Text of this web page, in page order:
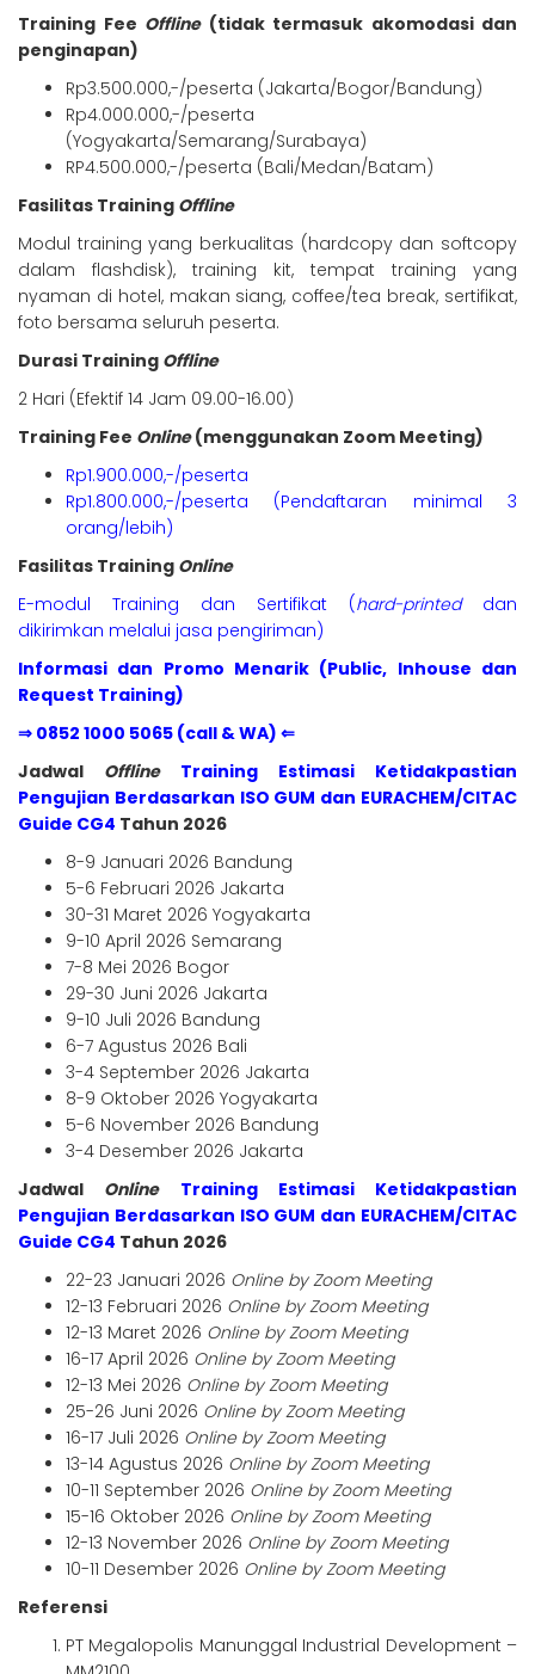
Training Fee Offline (tidak termasuk akomodasi dan
penginapan)
Rp3.500.000,-/peserta (Jakarta/Bogor/Bandung)
Rp4.000.000,-/peserta
(Yogyakarta/Semarang/Surabaya)
RP4.500.000,-/peserta (Bali/Medan/Batam)
Fasilitas Training Offline
Modul training yang berkualitas (hardcopy dan softcopy
dalam flashdisk), training kit, tempat training yang
nyaman di hotel, makan siang, coffee/tea break, sertifikat,
foto bersama seluruh peserta.
Durasi Training Offline
2 Hari (Efektif 14 Jam 09.00-16.00)
Training Fee Online(menggunakan Zoom Meeting)
Rp1.900.000,-/peserta
Rp1.800.000,-/peserta (Pendaftaran minimal 3
orang/lebih)
Fasilitas Training Online
E-modul Training dan Sertifikat (hard-printeddan
dikirimkan melalui jasa pengiriman)
Informasi dan Promo Menarik (Public, Inhouse dan
Request Training)
⇒ 0852 1000 5065 (call & WA) ⇐
Jadwal Offline Training Estimasi Ketidakpastian
Pengujian Berdasarkan ISO GUM dan EURACHEM/CITAC
Guide CG4 Tahun 2026
8-9 Januari 2026 Bandung
5-6 Februari 2026 Jakarta
30-31 Maret 2026 Yogyakarta
9-10 April 2026 Semarang
7-8 Mei 2026 Bogor
29-30 Juni 2026 Jakarta
9-10 Juli 2026 Bandung
6-7 Agustus 2026 Bali
3-4 September 2026 Jakarta
8-9 Oktober 2026 Yogyakarta
5-6 November 2026 Bandung
3-4 Desember 2026 Jakarta
Jadwal Online
Training Estimasi Ketidakpastian
Pengujian Berdasarkan ISO GUM dan EURACHEM/CITAC
Guide CG4 Tahun 2026
22-23 Januari 2026 Online by Zoom Meeting
12-13 Februari 2026 Online by Zoom Meeting
12-13 Maret 2026 Online by Zoom Meeting
16-17 April 2026 Online by Zoom Meeting
12-13 Mei 2026 Online by Zoom Meeting
25-26 Juni 2026 Online by Zoom Meeting
16-17 Juli 2026 Online by Zoom Meeting
13-14 Agustus 2026 Online by Zoom Meeting
10-11 September 2026 Online by Zoom Meeting
15-16 Oktober 2026 Online by Zoom Meeting
12-13 November 2026 Online by Zoom Meeting
10-11 Desember 2026 Online by Zoom Meeting
Referensi
PT Megalopolis Manunggal Industrial Development –